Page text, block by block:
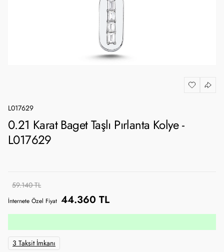
L017629
0.21 Karat Baget Taşlı Pırlanta Kolye -
L017629
59.140 TL
İnternete Özel Fiyat 44.360 TL
3 Taksit İmkanı